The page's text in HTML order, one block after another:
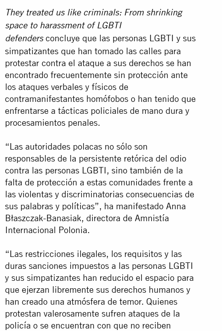
They treated us like criminals: From shrinking
space to harassment of LGBTI
defenders concluye que las personas LGBTI y sus
simpatizantes que han tomado las calles para
protestar contra el ataque a sus derechos se han
encontrado frecuentemente sin protección ante
los ataques verbales y físicos de
contramanifestantes homófobos o han tenido que
enfrentarse a tácticas policiales de mano dura y
procesamientos penales.
“Las autoridades polacas no sólo son
responsables de la persistente retórica del odio
contra las personas LGBTI, sino también de la
falta de protección a estas comunidades frente a
las violentas y discriminatorias consecuencias de
sus palabras y políticas”, ha manifestado Anna
Błaszczak-Banasiak, directora de Amnistía
Internacional Polonia.
“Las restricciones ilegales, los requisitos y las
duras sanciones impuestos a las personas LGBTI
y sus simpatizantes han reducido el espacio para
que ejerzan libremente sus derechos humanos y
han creado una atmósfera de temor. Quienes
protestan valerosamente sufren ataques de la
policía o se encuentran con que no reciben